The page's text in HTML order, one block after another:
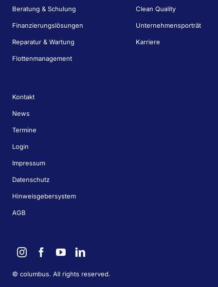
Beratung & Schulung
Finanzierungslösungen
Reparatur & Wartung
Flottenmanagement
Clean Quality
Unternehmensporträt
Karriere
Kontakt
News
Termine
Login
Impressum
Datenschutz
Hinweisgebersystem
AGB
© columbus. All rights reserved.